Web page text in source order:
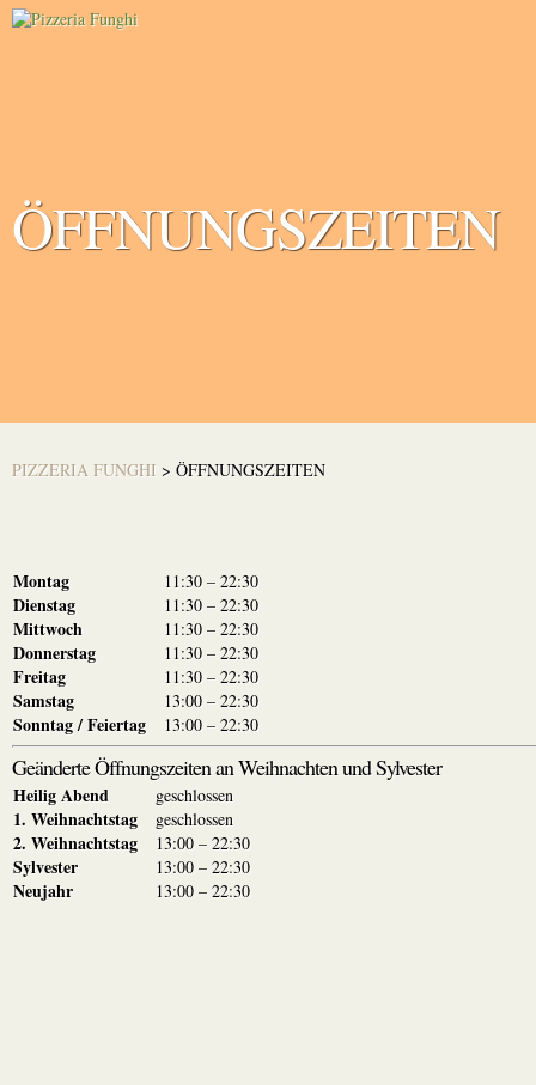
ÖFFNUNGSZEITEN
PIZZERIA FUNGHI > ÖFFNUNGSZEITEN
Montag 11:30 – 22:30
Dienstag 11:30 – 22:30
Mittwoch 11:30 – 22:30
Donnerstag 11:30 – 22:30
Freitag 11:30 – 22:30
Samstag 13:00 – 22:30
Sonntag / Feiertag 13:00 – 22:30
Geänderte Öffnungszeiten an Weihnachten und Sylvester
Heilig Abend geschlossen
1. Weihnachtstag geschlossen
2. Weihnachtstag 13:00 – 22:30
Sylvester 13:00 – 22:30
Neujahr 13:00 – 22:30